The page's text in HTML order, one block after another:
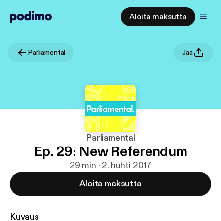
Aloita maksutta
Parliamental Jaa
Parliamental
Ep. 29: New Referendum
29 min · 2. huhti 2017
Aloita maksutta
Kuvaus